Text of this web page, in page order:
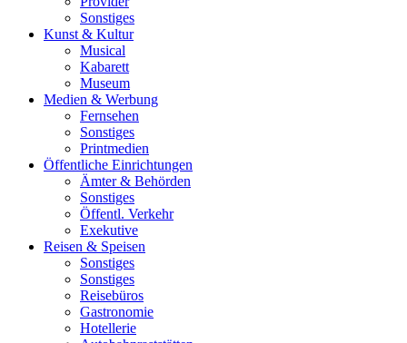
Sonstiges
Kunst & Kultur
Musical
Kabarett
Museum
Medien & Werbung
Fernsehen
Sonstiges
Printmedien
Öffentliche Einrichtungen
Ämter & Behörden
Sonstiges
Öffentl. Verkehr
Exekutive
Reisen & Speisen
Sonstiges
Sonstiges
Reisebüros
Gastronomie
Hotellerie